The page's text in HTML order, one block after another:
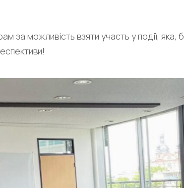
за можливість взяти участь у події, яка,